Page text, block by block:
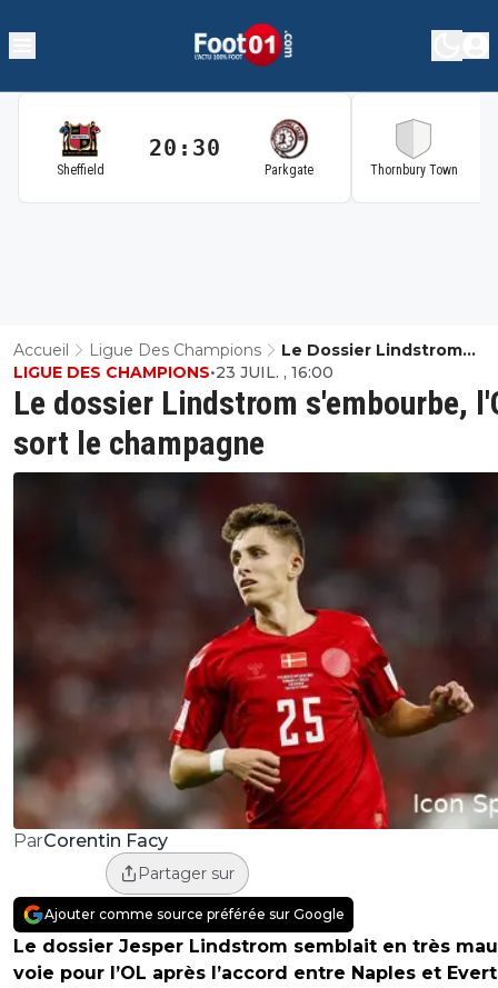
Sheffield
20:30
Parkgate Thornbury Town
Accueil Ligue Des Champions
Le Dossier Lindstrom
S'embourbe, L'OL Sort
Champagne
Le dossier Lindstrom s'embourbe,
sort le champagne
LIGUE DES CHAMPIONS•23 JUIL. , 16:00
ParCorentin Facy
Partager sur
Ajouter comme source préférée sur Google
Le dossier Jesper Lindstrom semblait en très
voie pour l’OL après l’accord entre Naples et